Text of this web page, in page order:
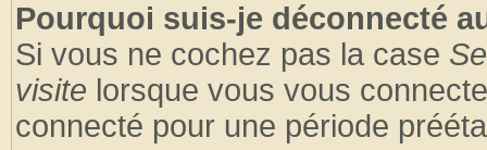
Pourquoi suis-je déconnecté
Si vous ne cochez pas la case
visite lorsque vous vous
connecté pour une période